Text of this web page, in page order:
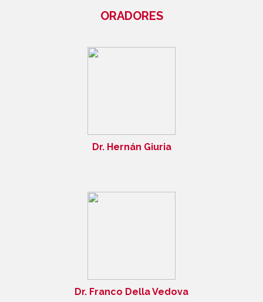
ORADORES
Dr. Hernán Giuria
Dr. Franco Della Vedova